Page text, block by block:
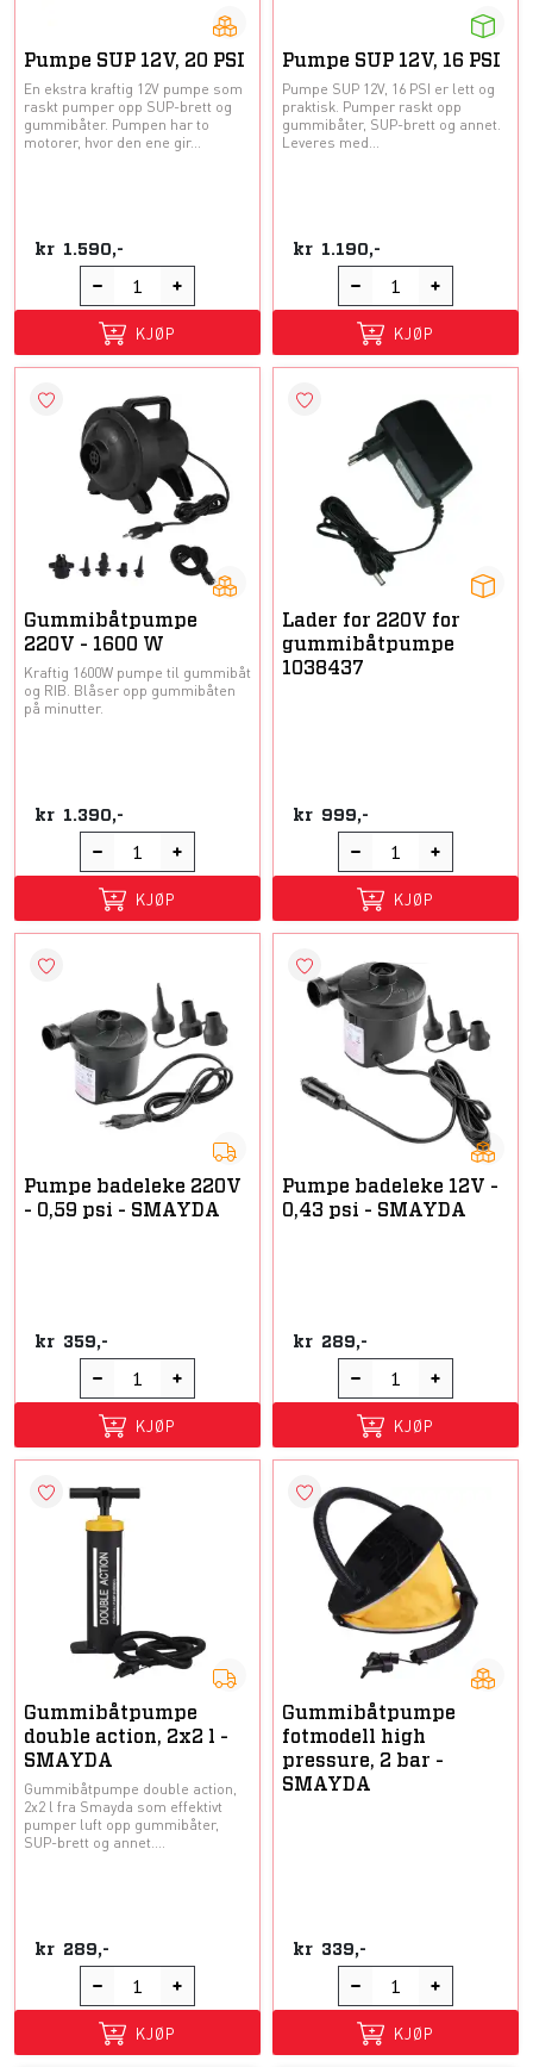
Pumpe SUP 12V, 20 PSI
En ekstra kraftig 12V pumpe som
raskt pumper opp SUP-brett og
gummibåter. Pumpen har to
motorer, hvor den ene gir...
kr 1.590,-
KJØP
Pumpe SUP 12V, 16 PSI
Pumpe SUP 12V, 16 PSI er lett og
praktisk. Pumper raskt opp
gummibåter, SUP-brett og annet.
Leveres med...
kr 1.190,-
KJØP
Gummibåtpumpe
220V - 1600 W
Kraftig 1600W pumpe til gummibåt
og RIB. Blåser opp gummibåten
på minutter.
kr 1.390,-
KJØP
Lader for 220V for
gummibåtpumpe
1038437
kr 999,-
KJØP
Pumpe badeleke 220V
- 0,59 psi - SMAYDA
kr 359,-
KJØP
Pumpe badeleke 12V -
0,43 psi - SMAYDA
kr 289,-
KJØP
Gummibåtpumpe
double action, 2x2 l -
SMAYDA
Gummibåtpumpe double action,
2x2 l fra Smayda som effektivt
pumper luft opp gummibåter,
SUP-brett og annet....
kr 289,-
KJØP
Gummibåtpumpe
fotmodell high
pressure, 2 bar -
SMAYDA
kr 339,-
KJØP